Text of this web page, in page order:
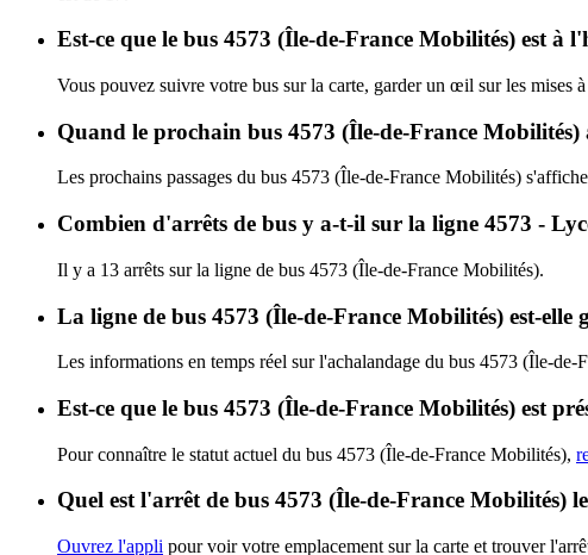
Est-ce que le bus 4573 (Île-de-France Mobilités) est à
Vous pouvez suivre votre bus sur la carte, garder un œil sur les mises
Quand le prochain bus 4573 (Île-de-France
Les prochains passages du bus 4573 (Île-de-France Mobilités)
Combien d'arrêts de bus y a-t-il sur la ligne 4573 -
Il y a 13 arrêts sur la ligne de bus 4573 (Île-de-France Mobilités).
La ligne de bus 4573 (Île-de-France Mobilités) est-elle
Les informations en temps réel sur l'achalandage du bus 4573 (Île-de-
Est-ce que le bus 4573 (Île-de-France Mobilités) est
Pour connaître le statut actuel du bus 4573 (Île-de-France Mobilités),
Quel est l'arrêt de bus 4573 (Île-de-France Mobilités)
Ouvrez l'appli pour voir votre emplacement sur la carte et trouver